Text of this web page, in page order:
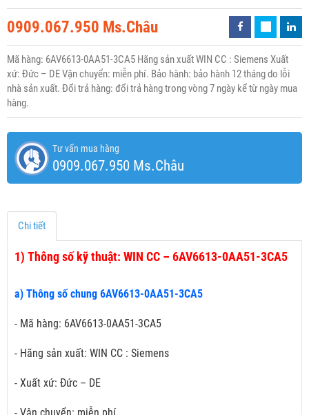
0909.067.950 Ms.Châu
Mã hàng: 6AV6613-0AA51-3CA5 Hãng sản xuất WIN CC : Siemens Xuất
xứ: Đức – DE Vận chuyển: miễn phí. Bảo hành: bảo hành 12 tháng do lỗi
nhà sản xuất. Đổi trả hàng: đổi trả hàng trong vòng 7 ngày kể từ ngày mua
hàng.
Tư vấn mua hàng
0909.067.950 Ms.Châu
Chi tiết
1) Thông số kỹ thuật: WIN CC – 6AV6613-0AA51-3CA5
a) Thông số chung 6AV6613-0AA51-3CA5
- Mã hàng: 6AV6613-0AA51-3CA5
- Hãng sản xuất: WIN CC : Siemens
- Xuất xứ: Đức – DE